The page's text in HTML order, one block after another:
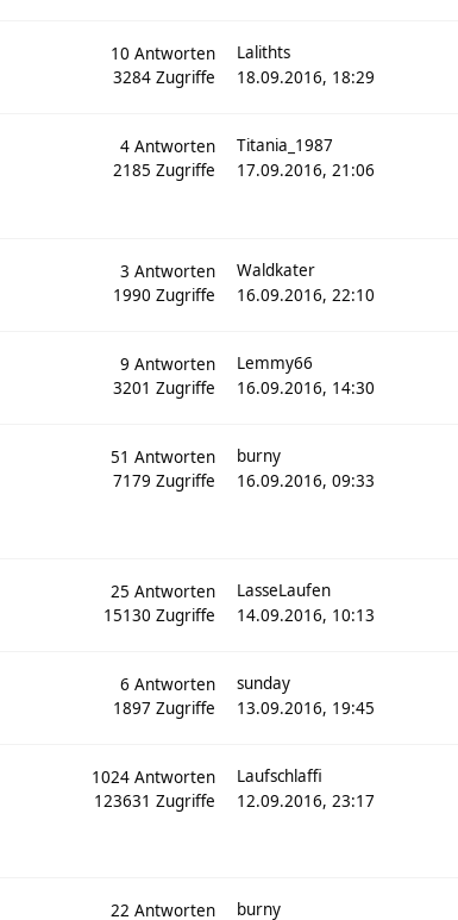
10Antworten
3284Zugriffe
Lalithts
18.09.2016, 18:29
4Antworten
2185Zugriffe
Titania_1987
17.09.2016, 21:06
3Antworten
1990Zugriffe
Waldkater
16.09.2016, 22:10
9Antworten
3201Zugriffe
Lemmy66
16.09.2016, 14:30
51Antworten
7179Zugriffe
burny
16.09.2016, 09:33
25Antworten
15130Zugriffe
LasseLaufen
14.09.2016, 10:13
6Antworten
1897Zugriffe
sunday
13.09.2016, 19:45
1024Antworten
123631Zugriffe
Laufschlaffi
12.09.2016, 23:17
22Antworten burny